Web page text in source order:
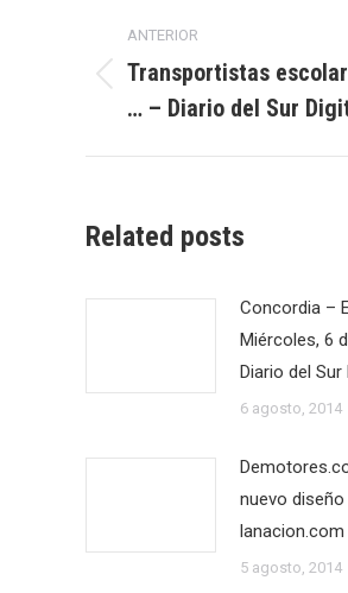
entre
publicaciones
ANTERIOR
Publicación
anterior:
Transportistas
… – Diario del Sur
Related posts
Concordia –
Miércoles, 6
Diario del Sur
6 agosto, 2014
nuevo
5 agosto, 2014